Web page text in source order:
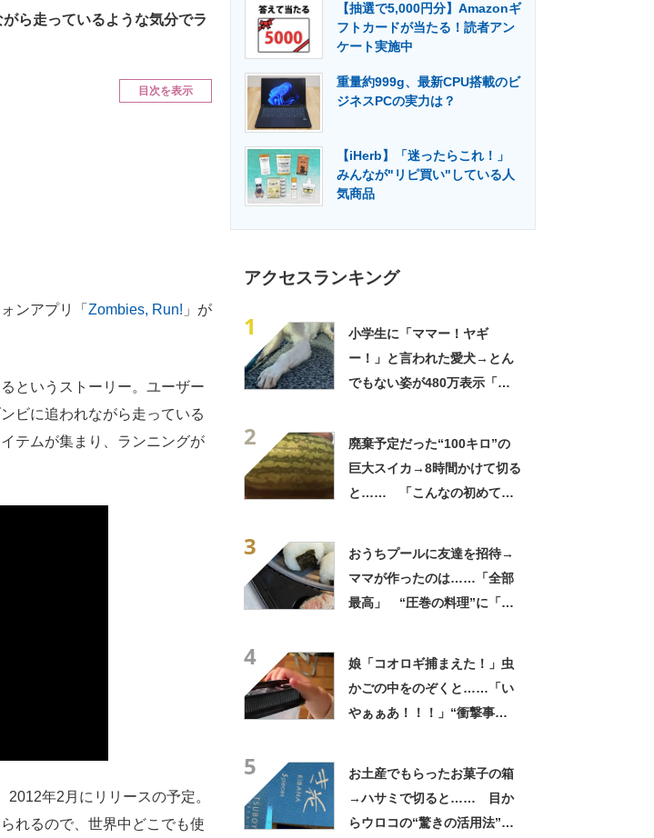
エネルギーの専門メディア 建設×テクノロジーの最前線
ら走っているような気分でラ
目次を表示
ンアプリ「 Zombies, Run! 」が
というストーリー。ユーザー
ビに追われながら走っている
テムが集まり、ランニングが
年2月にリリースの予定。
れるので、世界中どこでも使
【抽選で5,000円分】Amazonギ
フトカードが当たる！読者アン
ケート実施中
重量約999g、最新CPU搭載のビ
ジネスPCの実力は？
【iHerb】「迷ったらこれ！」
みんなが"リピ買い"している人
気商品
アクセスランキング
1
小学生に「ママー！ヤギ
ー！」と言われた愛犬→とん
でもない姿が480万表示「ど
2
廃棄予定だった“100キロ”の
巨大スイカ→8時間かけて切る
と…… 「こんなの初めて見
3
おうちプールに友達を招待→
ママが作ったのは……「全部
最高」 “圧巻の料理”に「う
4
娘「コオロギ捕まえた！」虫
かごの中をのぞくと……「い
やぁぁあ！！！」“衝撃事
5
お土産でもらったお菓子の箱
→ハサミで切ると…… 目か
らウロコの“驚きの活用法”に